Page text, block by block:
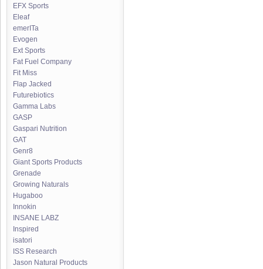
EFX Sports
Eleaf
emerITa
Evogen
Ext Sports
Fat Fuel Company
Fit Miss
Flap Jacked
Futurebiotics
Gamma Labs
GASP
Gaspari Nutrition
GAT
Genr8
Giant Sports Products
Grenade
Growing Naturals
Hugaboo
Innokin
INSANE LABZ
Inspired
isatori
ISS Research
Jason Natural Products